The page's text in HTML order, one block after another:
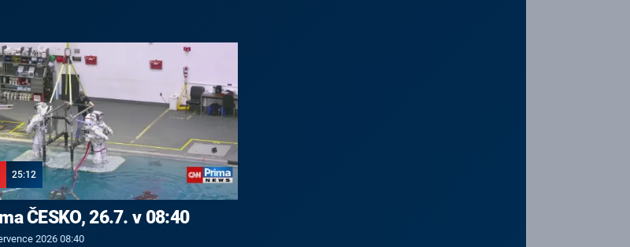
25:12
ČESKO, 26.7. v 08:40
2026 08:40